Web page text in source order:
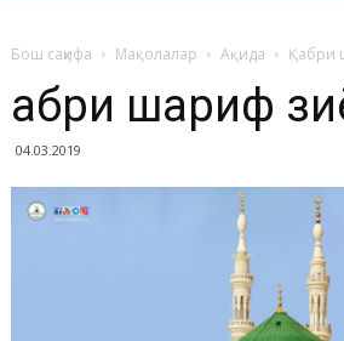
Бош саҳифа Мақолалар Ақида Қабри
Қабри шариф
04.03.2019